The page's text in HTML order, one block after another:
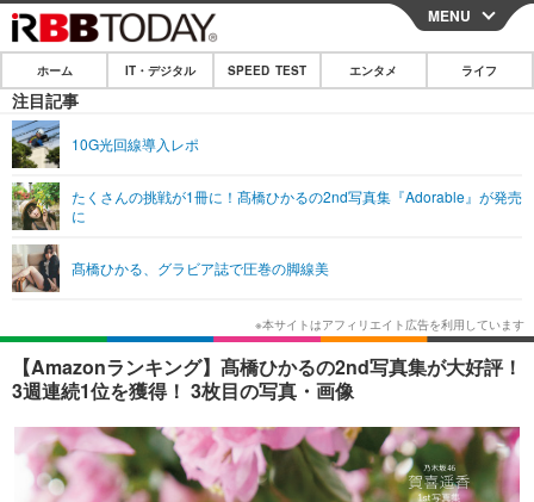
CLOSE
ホーム
IT・デジタル
ショッピング
SPEED TEST
エンタメ
エンタメTOP
韓国・芸能
音楽 スポーツ
ショッピング その他
ライフ
ライフTOP グルメ
ペット ショッピング
その他
リリース一覧
プッシュ通知の停止方法
MENU
ホーム IT・デジタル SPEED TEST エンタメ ライフ
注目記事
10G光回線導入レポ
たくさんの挑戦が1冊に！髙橋ひかるの2nd写真集『Adorable』が発売
に
髙橋ひかる、グラビア誌で圧巻の脚線美
【Amazonランキング】髙橋ひかるの2nd写真集が大好評！
3週連続1位を獲得！ 3枚目の写真・画像